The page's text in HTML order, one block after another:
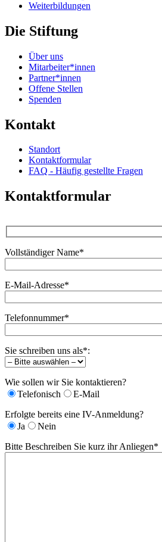
Weiterbildungen
Die Stiftung
Über uns
Mitarbeiter*innen
Partner*innen
Offene Stellen
Spenden
Kontakt
Standort
Kontaktformular
FAQ - Häufig gestellte Fragen
Kontaktformular
Vollständiger Name*
E-Mail-Adresse*
Telefonnummer*
Sie schreiben uns als*:
Wie sollen wir Sie kontaktieren?
Telefonisch
E-Mail
Erfolgte bereits eine IV-Anmeldung?
Ja
Nein
Bitte Beschreiben Sie kurz ihr Anliegen*